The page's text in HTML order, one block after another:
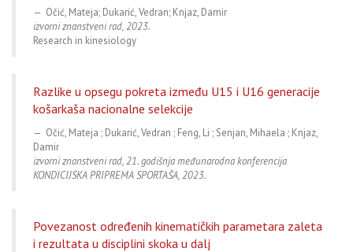
Očić, Mateja; Dukarić, Vedran; Knjaz, Damir
izvorni znanstveni rad, 2023.
Research in kinesiology
Razlike u opsegu pokreta između U15 i U16 generacije
košarkaša nacionalne selekcije
Očić, Mateja ; Dukarić, Vedran ; Feng, Li ; Senjan, Mihaela ; Knjaz,
Damir
izvorni znanstveni rad, 21. godišnja međunarodna konferencija
KONDICIJSKA PRIPREMA SPORTAŠA, 2023.
Povezanost određenih kinematičkih parametara zaleta
i rezultata u disciplini skoka u dalj